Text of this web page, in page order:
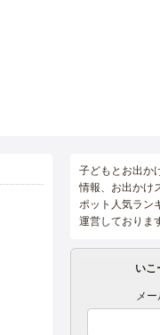
子どもとお出か
情報、お出かけ
ポット人気ラン
運営しておりま
いこ
メ